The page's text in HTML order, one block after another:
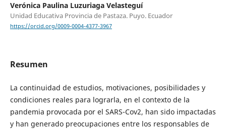
Verónica Paulina Luzuriaga Velasteguí
Unidad Educativa Provincia de Pastaza. Puyo. Ecuador
https://orcid.org/0009-0004-4377-3967
Resumen
La continuidad de estudios, motivaciones, posibilidades y
condiciones reales para lograrla, en el contexto de la
pandemia provocada por el SARS-Cov2, han sido impactadas
y han generado preocupaciones entre los responsables de